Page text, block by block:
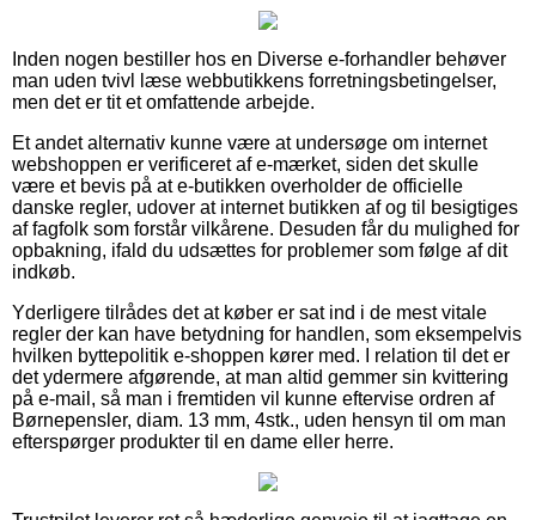
Inden nogen bestiller hos en Diverse e-forhandler behøver
man uden tvivl læse webbutikkens forretningsbetingelser,
men det er tit et omfattende arbejde.
Et andet alternativ kunne være at undersøge om internet
webshoppen er verificeret af e-mærket, siden det skulle
være et bevis på at e-butikken overholder de officielle
danske regler, udover at internet butikken af og til besigtiges
af fagfolk som forstår vilkårene. Desuden får du mulighed for
opbakning, ifald du udsættes for problemer som følge af dit
indkøb.
Yderligere tilrådes det at køber er sat ind i de mest vitale
regler der kan have betydning for handlen, som eksempelvis
hvilken byttepolitik e-shoppen kører med. I relation til det er
det ydermere afgørende, at man altid gemmer sin kvittering
på e-mail, så man i fremtiden vil kunne eftervise ordren af
Børnepensler, diam. 13 mm, 4stk., uden hensyn til om man
efterspørger produkter til en dame eller herre.